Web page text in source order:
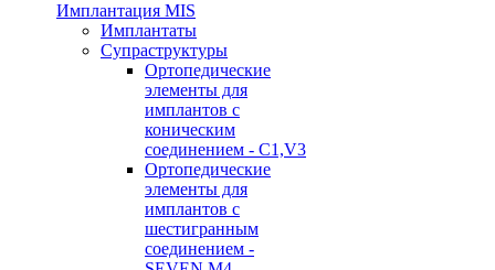
Имплантация MIS
Имплантаты
Супраструктуры
Ортопедические
элементы для
имплантов с
коническим
соединением - C1,V3
Ортопедические
элементы для
имплантов с
шестигранным
соединением -